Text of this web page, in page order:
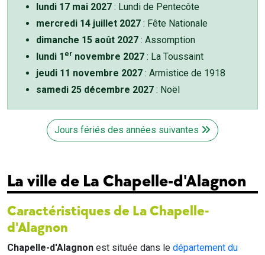
lundi 17 mai 2027 : Lundi de Pentecôte
mercredi 14 juillet 2027 : Fête Nationale
dimanche 15 août 2027 : Assomption
lundi 1 er novembre 2027 : La Toussaint
jeudi 11 novembre 2027 : Armistice de 1918
samedi 25 décembre 2027 : Noël
Jours fériés des années suivantes
La ville de La Chapelle-d'Alagnon
Caractéristiques de La Chapelle-
d'Alagnon
Chapelle-d'Alagnon est située dans le département du